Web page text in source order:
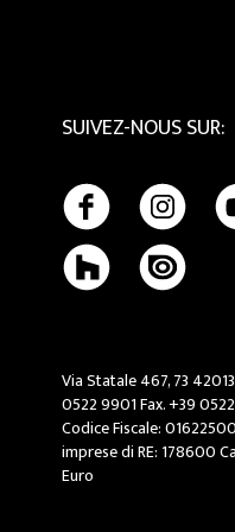
SUIVEZ-NOUS SUR:
Via Statale 467, 73
0522 9901 Fax. +39
Codice Fiscale:
imprese di RE: 178600
Euro